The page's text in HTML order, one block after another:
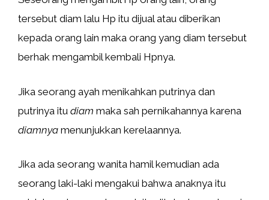
tersebut diam lalu Hp itu dijual atau diberikan
kepada orang lain maka orang yang diam tersebut
berhak mengambil kembali Hpnya.
Jika seorang ayah menikahkan putrinya dan
putrinya itu diam maka sah pernikahannya karena
diamnya menunjukkan kerelaannya.
Jika ada seorang wanita hamil kemudian ada
seorang laki-laki mengakui bahwa anaknya itu